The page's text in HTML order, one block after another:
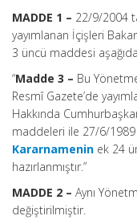
MADDE 1 – 22/9/2004
yayımlanan İçişleri
3 üncü maddesi
“Madde 3 – Bu
Resmî Gazete’de
Hakkında
maddeleri ile 27/6/
Kararnamenin ek 24
hazırlanmıştır.”
MADDE 2 – Aynı
değiştirilmiştir.